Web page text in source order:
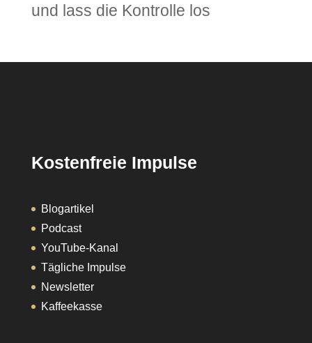
und lass die Kontrolle los
Kostenfreie Impulse
Blogartikel
Podcast
YouTube-Kanal
Tägliche Impulse
Newsletter
Kaffeekasse